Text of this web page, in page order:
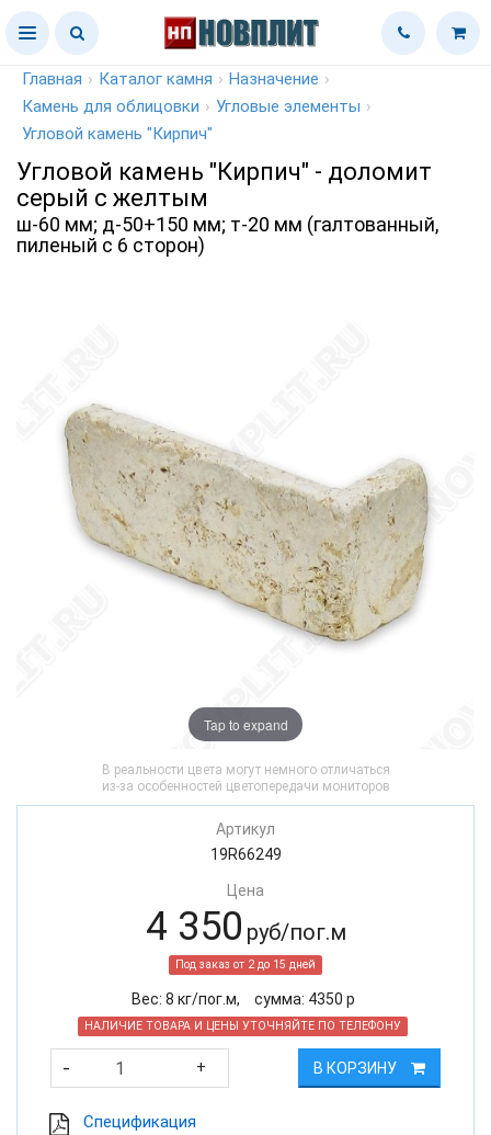
Главная › Каталог камня › Назначение ›
Камень для облицовки › Угловые элементы ›
Угловой камень "Кирпич"
Угловой камень "Кирпич" - доломит
серый с желтым
ш-60 мм; д-50+150 мм; т-20 мм (галтованный,
пиленый с 6 сторон)
Tap to expand
В реальности цвета могут немного отличаться
из-за особенностей цветопередачи мониторов
Артикул
19R66249
Цена
4 350 руб/пог.м
Под заказ от 2 до 15 дней
Вес: 8 кг/пог.м, cумма: 4350 р
НАЛИЧИЕ ТОВАРА И ЦЕНЫ УТОЧНЯЙТЕ ПО ТЕЛЕФОНУ
- + В КОРЗИНУ
Cпецификация